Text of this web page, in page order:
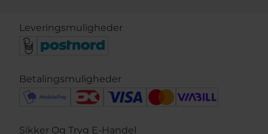
Leveringsmuligheder
Betalingsmuligheder
Sikker Og Tryg E-Handel